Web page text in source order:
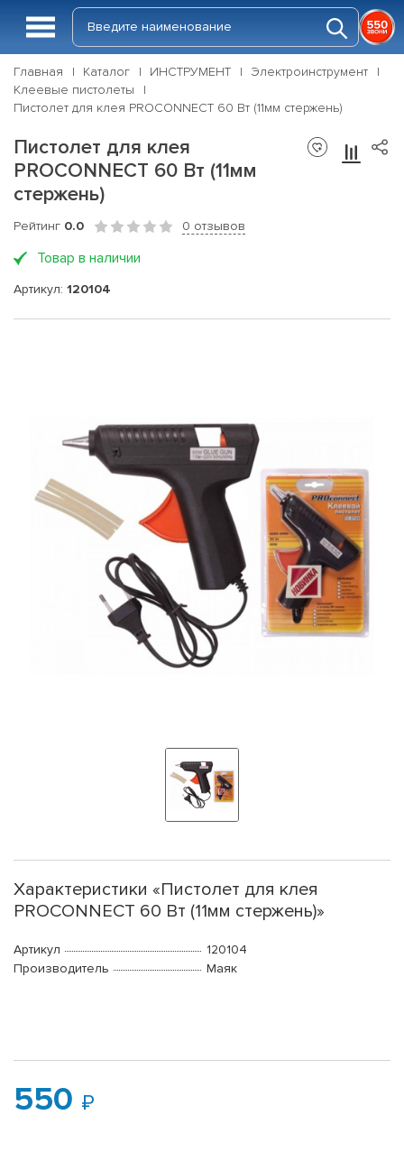
Главная Каталог ИНСТРУМЕНТ
Электроинструмент
Клеевые пистолеты
Пистолет для клея PROCONNECT 60 Вт (11мм стержень)
Пистолет для клея
PROCONNECT 60 Вт (11мм
стержень)
Рейтинг 0.0 0 отзывов
Товар в наличии
Артикул: 120104
Характеристики «Пистолет для клея
PROCONNECT 60 Вт (11мм стержень)»
Артикул
120104
Производитель
Маяк
550